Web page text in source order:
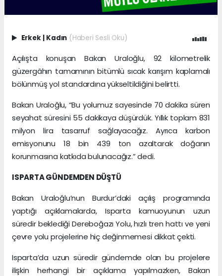
Erkek | Kadın (Haberi Sesli Oku)
Açılışta konuşan Bakan Uraloğlu, 92 kilometrelik
güzergâhın tamamının bitümlü sıcak karışım kaplamalı
bölünmüş yol standardına yükseltildiğini belirtti.
Bakan Uraloğlu, “Bu yolumuz sayesinde 70 dakika süren
seyahat süresini 55 dakikaya düşürdük. Yıllık toplam 831
milyon lira tasarruf sağlayacağız. Ayrıca karbon
emisyonunu 18 bin 439 ton azaltarak doğanın
korunmasına katkıda bulunacağız.” dedi.
ISPARTA GÜNDEMDEN DÜŞTÜ
Bakan Uraloğlu’nun Burdur’daki açılış programında
yaptığı açıklamalarda, Isparta kamuoyunun uzun
süredir beklediği Dereboğazı Yolu, hızlı tren hattı ve yeni
çevre yolu projelerine hiç değinmemesi dikkat çekti.
Isparta’da uzun süredir gündemde olan bu projelere
ilişkin herhangi bir açıklama yapılmazken, Bakan